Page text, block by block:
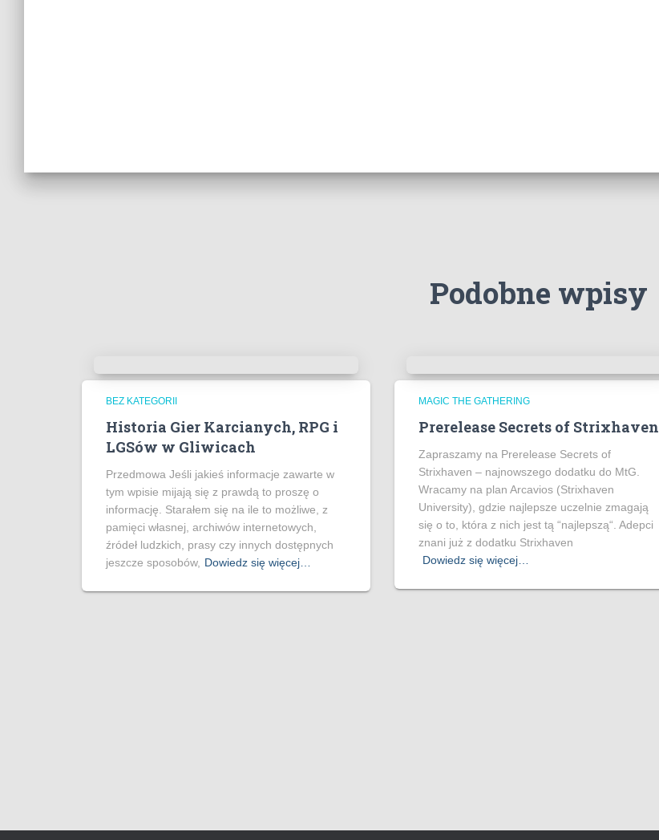
Podobne wpisy
BEZ KATEGORII
Historia Gier Karcianych, RPG i
LGSów w Gliwicach
Przedmowa Jeśli jakieś informacje zawarte w
tym wpisie mijają się z prawdą to proszę o
informację. Starałem się na ile to możliwe, z
pamięci własnej, archiwów internetowych,
źródeł ludzkich, prasy czy innych dostępnych
jeszcze sposobów, Dowiedz się więcej…
MAGIC THE GATHERING
Prerelease Secrets of Strixhaven
Zapraszamy na Prerelease Secrets of
Strixhaven – najnowszego dodatku do MtG.
Wracamy na plan Arcavios (Strixhaven
University), gdzie najlepsze uczelnie zmagają
się o to, która z nich jest tą “najlepszą“. Adepci
znani już z dodatku Strixhaven
Dowiedz się więcej…